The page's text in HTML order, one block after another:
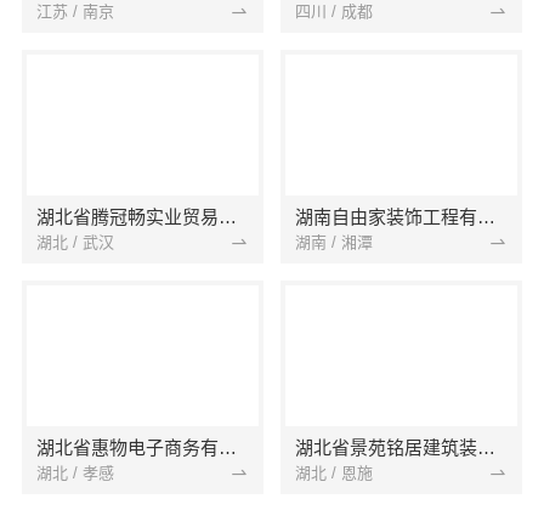
江苏 / 南京 四川 / 成都
湖北省腾冠畅实业贸易有限公司
湖北 / 武汉
湖南自由家装饰工程有限公司
湖南 / 湘潭
湖北省惠物电子商务有限公司
湖北 / 孝感
湖北省景苑铭居建筑装饰有限公司
湖北 / 恩施